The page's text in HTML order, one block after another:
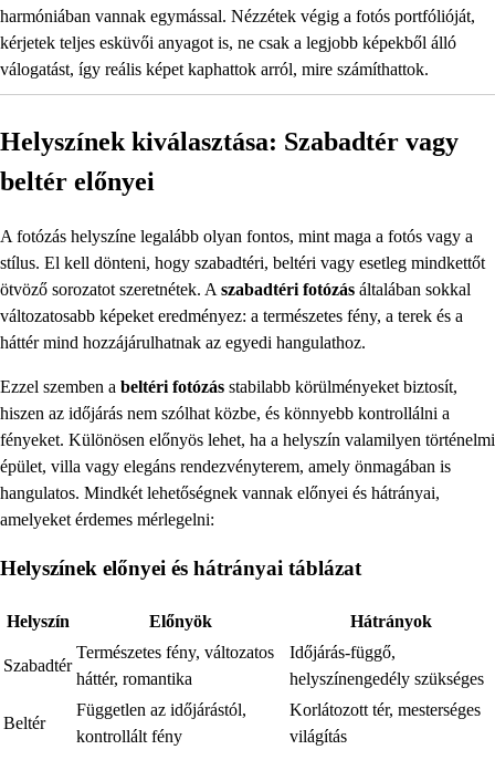
harmóniában vannak egymással. Nézzétek végig a fotós portfólióját,
kérjetek teljes esküvői anyagot is, ne csak a legjobb képekből álló
válogatást, így reális képet kaphattok arról, mire számíthattok.
Helyszínek kiválasztása: Szabadtér vagy
beltér előnyei
A fotózás helyszíne legalább olyan fontos, mint maga a fotós vagy a
stílus. El kell dönteni, hogy szabadtéri, beltéri vagy esetleg mindkettőt
ötvöző sorozatot szeretnétek. A szabadtéri fotózás általában sokkal
változatosabb képeket eredményez: a természetes fény, a terek és a
háttér mind hozzájárulhatnak az egyedi hangulathoz.
Ezzel szemben a beltéri fotózás stabilabb körülményeket biztosít,
hiszen az időjárás nem szólhat közbe, és könnyebb kontrollálni a
fényeket. Különösen előnyös lehet, ha a helyszín valamilyen történelmi
épület, villa vagy elegáns rendezvényterem, amely önmagában is
hangulatos. Mindkét lehetőségnek vannak előnyei és hátrányai,
amelyeket érdemes mérlegelni:
Helyszínek előnyei és hátrányai táblázat
Helyszín Előnyök Hátrányok
Szabadtér
Természetes fény, változatos
háttér, romantika
Időjárás-függő,
helyszínengedély szükséges
Beltér
Független az időjárástól,
kontrollált fény
Korlátozott tér, mesterséges
világítás